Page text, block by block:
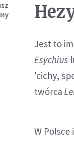
Jest to
Esychius
'cichy,
twórca
W Polsce